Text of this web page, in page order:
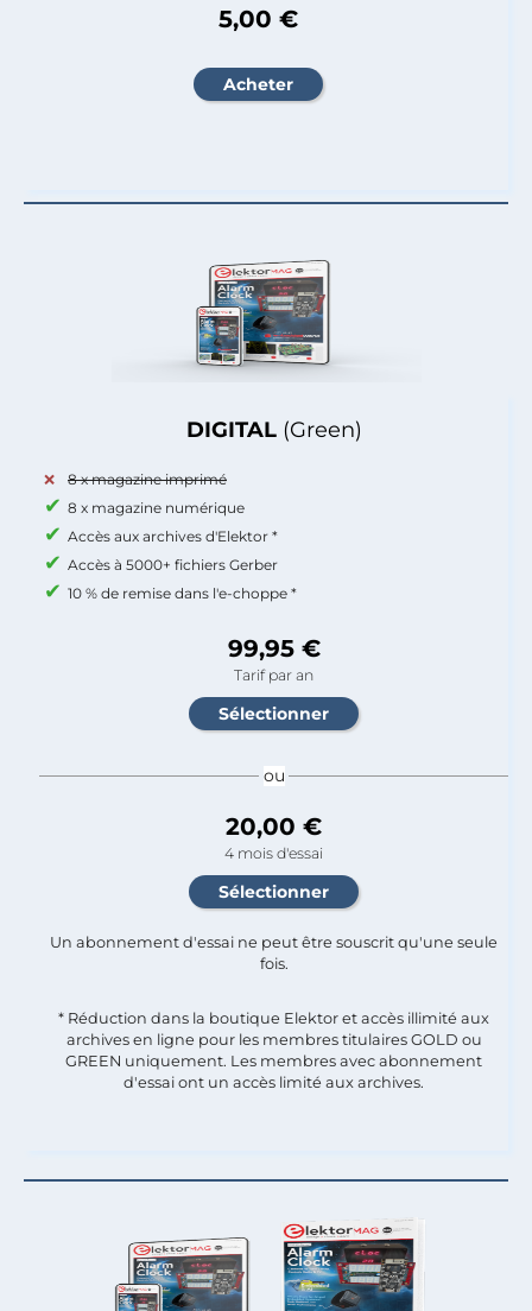
DIGITAL (Green)
8 x magazine imprimé
8 x magazine numérique
Accès aux archives d'Elektor *
Accès à 5000+ fichiers Gerber
10 % de remise dans l'e-choppe *
99,95 €
Tarif par an
ou
20,00 €
4 mois d'essai
Un abonnement d'essai ne peut être souscrit qu'une seule
fois.​
* Réduction dans la boutique Elektor et accès illimité aux
archives en ligne pour les membres titulaires GOLD ou
GREEN uniquement. Les membres avec abonnement
d'essai ont un accès limité aux archives.
5,00 €